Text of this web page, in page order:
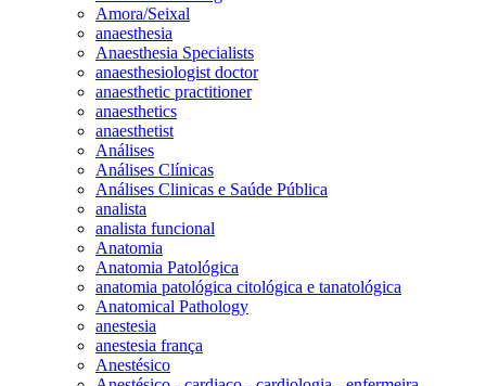
Amora/Seixal
anaesthesia
Anaesthesia Specialists
anaesthesiologist doctor
anaesthetic practitioner
anaesthetics
anaesthetist
Análises
Análises Clínicas
Análises Clinicas e Saúde Pública
analista
analista funcional
Anatomia
Anatomia Patológica
anatomia patológica citológica e tanatológica
Anatomical Pathology
anestesia
anestesia frança
Anestésico